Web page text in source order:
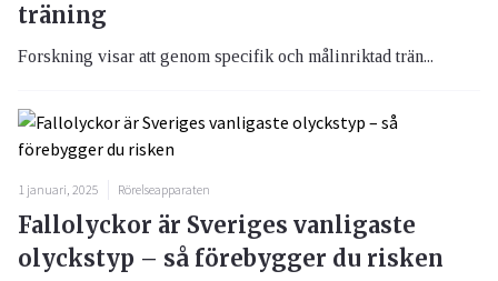
träning
Forskning visar att genom specifik och målinriktad trän...
1 januari, 2025 Rörelseapparaten
Fallolyckor är Sveriges vanligaste
olyckstyp – så förebygger du risken